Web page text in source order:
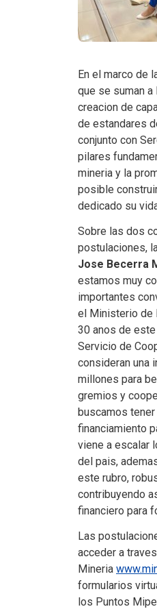
En el marco de
que se suman
creacion de
de estandares
conjunto con
pilares
mineria y la
posible
dedicado su
Sobre las dos
postulaciones,
Jose Becerra
estamos muy
importantes
el Ministerio de
30 anos de
Servicio de
consideran una
millones para
gremios y
buscamos
financiamiento
viene a escalar
del pais,
este rubro,
contribuyendo
financiero para
Las
acceder a
Mineria
formularios
los Puntos